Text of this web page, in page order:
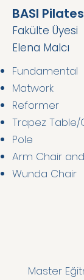
BASI
Fakülte Üyesi
Elena Malcı
Fundamental
Matwork
Reformer
Trapez
Pole
Arm Chair
Wunda Chair
Master